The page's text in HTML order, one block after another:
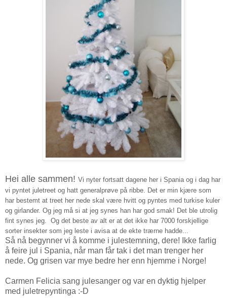
Hei alle sammen! Vi nyter fortsatt dagene her i Spania og i dag har
vi pyntet juletreet og hatt generalprøve på ribbe. Det er min kjære som
har bestemt at treet her nede skal være hvitt og pyntes med turkise kuler
og girlander. Og jeg må si at jeg synes han har god smak! Det ble utrolig
fint synes jeg. Og det beste av alt er at det ikke har 7000 forskjellige
sorter insekter som jeg leste i avisa at de ekte trærne hadde...
Så nå begynner vi å komme i julestemning, dere! Ikke farlig
å feire jul i Spania, når man får tak i det man trenger her
nede. Og grisen var mye bedre her enn hjemme i Norge!
Carmen Felicia sang julesanger og var en dyktig hjelper
med juletrepyntinga :-D